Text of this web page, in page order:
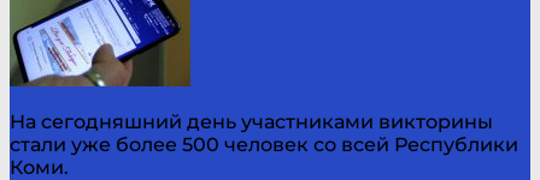
На сегодняшний день участниками викторины
стали уже более 500 человек со всей Республики
Коми.